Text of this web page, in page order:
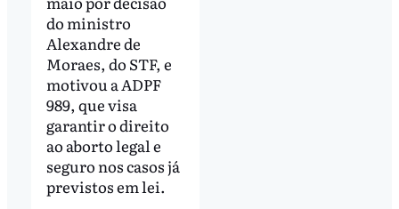
do ministro
Alexandre de
Moraes, do STF, e
motivou a ADPF
989, que visa
garantir o direito
ao aborto legal e
seguro nos casos já
previstos em lei.